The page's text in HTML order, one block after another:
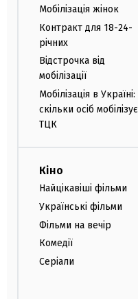
Мобілізація жінок
Контракт для 18-24-
річних
Відстрочка від
мобілізації
Мобілізація в Україні:
скільки осіб мобілізує
ТЦК
Кіно
Найцікавіші фільми
Українські фільми
Фільми на вечір
Комедії
Серіали